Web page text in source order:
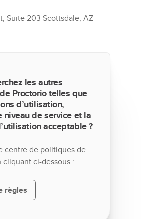
Suite 203 Scottsdale, AZ
les autres
Proctorio telles que
d’utilisation,
niveau de service et la
acceptable ?
centre de politiques de
cliquant ci-dessous :
règles